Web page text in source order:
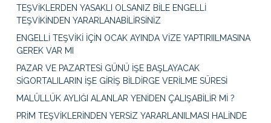
TEŞVİKLERDEN YASAKLI OLSANIZ BİLE ENGELLİ
TEŞVİKİNDEN YARARLANABİLİRSİNİZ
ENGELLİ TEŞVİKİ İÇİN OCAK AYINDA VİZE YAPTIRIILMASINA
GEREK VAR MI
PAZAR VE PAZARTESİ GÜNÜ İŞE BAŞLAYACAK
SİGORTALILARIN İŞE GİRİŞ BİLDİRGE VERİLME SÜRESİ
MALÛLLÜK AYLIĞI ALANLAR YENİDEN ÇALIŞABİLİR Mİ ?
PRİM TEŞVİKLERİNDEN YERSİZ YARARLANILMASI HALİNDE